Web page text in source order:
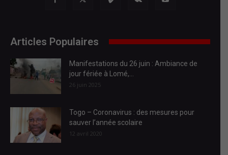
Articles Populaires
Manifestations du 26 juin : Ambiance de
jour fériée à Lomé,...
26 juin 2025
Togo – Coronavirus : des mesures pour
sauver l’année scolaire
12 avril 2020